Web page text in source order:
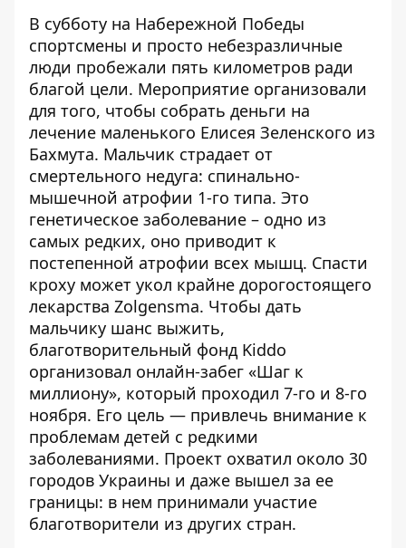
В субботу на Набережной Победы
спортсмены и просто небезразличные
люди пробежали пять километров ради
благой цели. Мероприятие организовали
для того, чтобы собрать деньги на
лечение маленького Елисея Зеленского из
Бахмута. Мальчик страдает от
смертельного недуга: спинально-
мышечной атрофии 1-го типа. Это
генетическое заболевание – одно из
самых редких, оно приводит к
постепенной атрофии всех мышц. Спасти
кроху может укол крайне дорогостоящего
лекарства Zolgensma. Чтобы дать
мальчику шанс выжить,
благотворительный фонд Kiddo
организовал онлайн-забег «Шаг к
миллиону», который проходил 7-го и 8-го
ноября. Его цель — привлечь внимание к
проблемам детей с редкими
заболеваниями. Проект охватил около 30
городов Украины и даже вышел за ее
границы: в нем принимали участие
благотворители из других стран.